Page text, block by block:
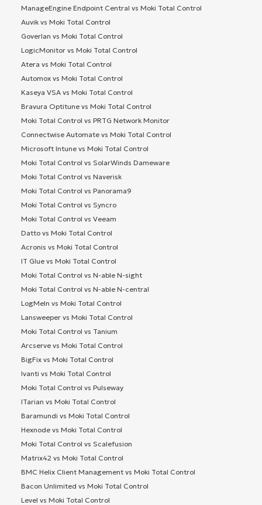
ManageEngine Endpoint Central vs Moki Total Control
Auvik vs Moki Total Control
Goverlan vs Moki Total Control
LogicMonitor vs Moki Total Control
Atera vs Moki Total Control
Automox vs Moki Total Control
Kaseya VSA vs Moki Total Control
Bravura Optitune vs Moki Total Control
Moki Total Control vs PRTG Network Monitor
Connectwise Automate vs Moki Total Control
Microsoft Intune vs Moki Total Control
Moki Total Control vs SolarWinds Dameware
Moki Total Control vs Naverisk
Moki Total Control vs Panorama9
Moki Total Control vs Syncro
Moki Total Control vs Veeam
Datto vs Moki Total Control
Acronis vs Moki Total Control
IT Glue vs Moki Total Control
Moki Total Control vs N-able N-sight
Moki Total Control vs N-able N-central
LogMeIn vs Moki Total Control
Lansweeper vs Moki Total Control
Moki Total Control vs Tanium
Arcserve vs Moki Total Control
BigFix vs Moki Total Control
Ivanti vs Moki Total Control
Moki Total Control vs Pulseway
ITarian vs Moki Total Control
Baramundi vs Moki Total Control
Hexnode vs Moki Total Control
Moki Total Control vs Scalefusion
Matrix42 vs Moki Total Control
BMC Helix Client Management vs Moki Total Control
Bacon Unlimited vs Moki Total Control
Level vs Moki Total Control